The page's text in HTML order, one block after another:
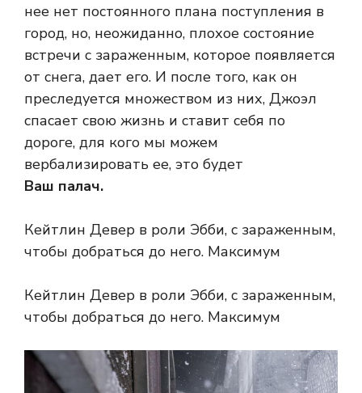
нее нет постоянного плана поступления в
город, но, неожиданно, плохое состояние
встречи с зараженным, которое появляется
от снега, дает его. И после того, как он
преследуется множеством из них, Джоэл
спасает свою жизнь и ставит себя по
дороге, для кого мы можем
вербализировать ее, это будет
Ваш палач.
Кейтлин Девер в роли Эбби, с зараженным,
чтобы добраться до него. Максимум
Кейтлин Девер в роли Эбби, с зараженным,
чтобы добраться до него. Максимум